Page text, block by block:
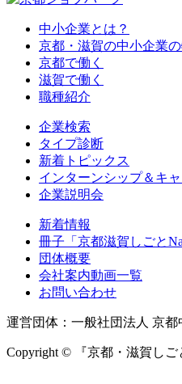
中小企業とは？
京都・滋賀の中小企業
京都で働く
滋賀で働く
職種紹介
企業検索
タイプ診断
新着トピックス
インターンシップ＆キ
企業説明会
新着情報
冊子「京都滋賀しごと
団体概要
会社案内動画一覧
お問い合わせ
運営団体：一般社団法人 京
Copyright © 『京都・滋賀しご